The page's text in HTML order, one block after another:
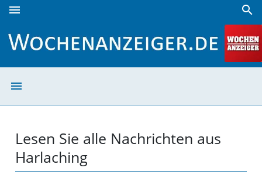
menu search
menu
Lesen Sie alle Nachrichten aus
Harlaching